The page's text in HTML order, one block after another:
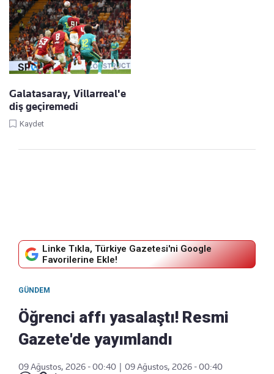
Galatasaray, Villarreal'e
diş geçiremedi
Kaydet
Linke Tıkla, Türkiye Gazetesi'ni Google
Favorilerine Ekle!
GÜNDEM
Öğrenci affı yasalaştı! Resmi
Gazete'de yayımlandı
09 Ağustos, 2026 - 00:40
09 Ağustos, 2026 - 00:40